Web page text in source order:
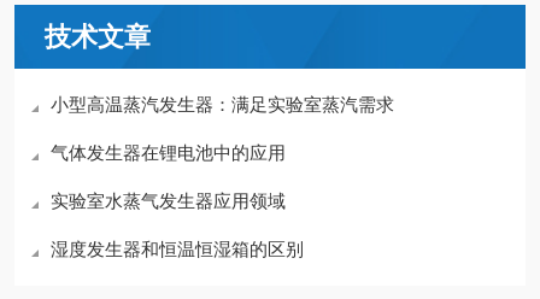
技术文章
小型高温蒸汽发生器：满足实验室蒸汽需求
气体发生器在锂电池中的应用
实验室水蒸气发生器应用领域
湿度发生器和恒温恒湿箱的区别